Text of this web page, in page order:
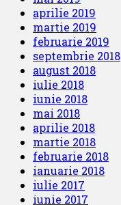
aprilie 2019
martie 2019
februarie 2019
septembrie 2018
august 2018
iulie 2018
iunie 2018
mai 2018
aprilie 2018
martie 2018
februarie 2018
ianuarie 2018
iulie 2017
iunie 2017